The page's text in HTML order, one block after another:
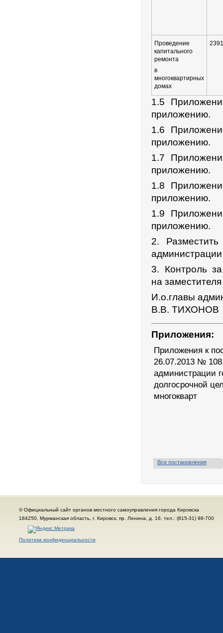
Проведение
капитального
ремонта
в
многоквартирных
домах
1.5
приложению.
1.6
приложению.
1.7
приложению.
1.8
приложению.
1.9
приложению.
2.
3. Контроль
на
И.о.главы
В.В. ТИХОНОВ
Приложения:
Приложения к
26.07.2013 №
администрации
долгосрочной
многокварт
Все постановления
© Официальный сайт органов местного самоуправления города Кировска
184250, Мурманская область, г. Кировск, пр. Ленина, д. 16, тел.: (815-31) 98-700
Политика конфиденциальности